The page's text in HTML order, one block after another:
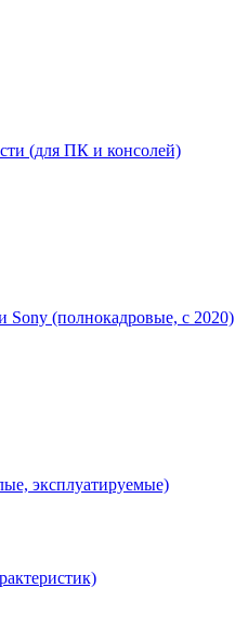
(для ПК и консолей)
(полнокадровые, с 2020)
эксплуатируемые)